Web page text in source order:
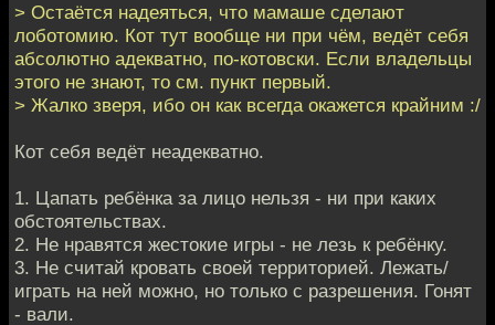
> Остаётся надеяться, что мамаше сделают
лоботомию. Кот тут вообще ни при чём, ведёт себя
абсолютно адекватно, по-котовски. Если владельцы
этого не знают, то см. пункт первый.
> Жалко зверя, ибо он как всегда окажется крайним :/
Кот себя ведёт неадекватно.
1. Цапать ребёнка за лицо нельзя - ни при каких
обстоятельствах.
2. Не нравятся жестокие игры - не лезь к ребёнку.
3. Не считай кровать своей территорией. Лежать/
играть на ней можно, но только с разрешения. Гонят
- вали.